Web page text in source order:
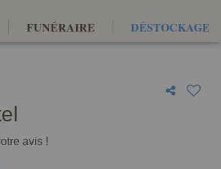
FUNÉRAIRE DÉSTOCKAGE
avis !